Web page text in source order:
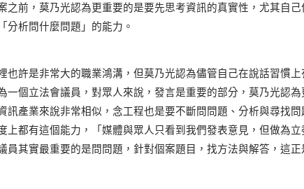
之前，莫乃光認為更重要的是要先思考資訊的真實性，尤其自己
分析問什麼問題」的能力。
也許是非常大的職業鴻溝，但莫乃光認為儘管自己在說話習慣上
一個立法會議員，對眾人來說，發言是重要的部分，莫乃光認為
訊產業來說非常相似，念工程也是要不斷問問題、分析與尋找問
上都有這個能力，「媒體與眾人只看到我們發表意見，但做為立
員其實最重要的是問問題，針對個案題目，找方法與解答，這正